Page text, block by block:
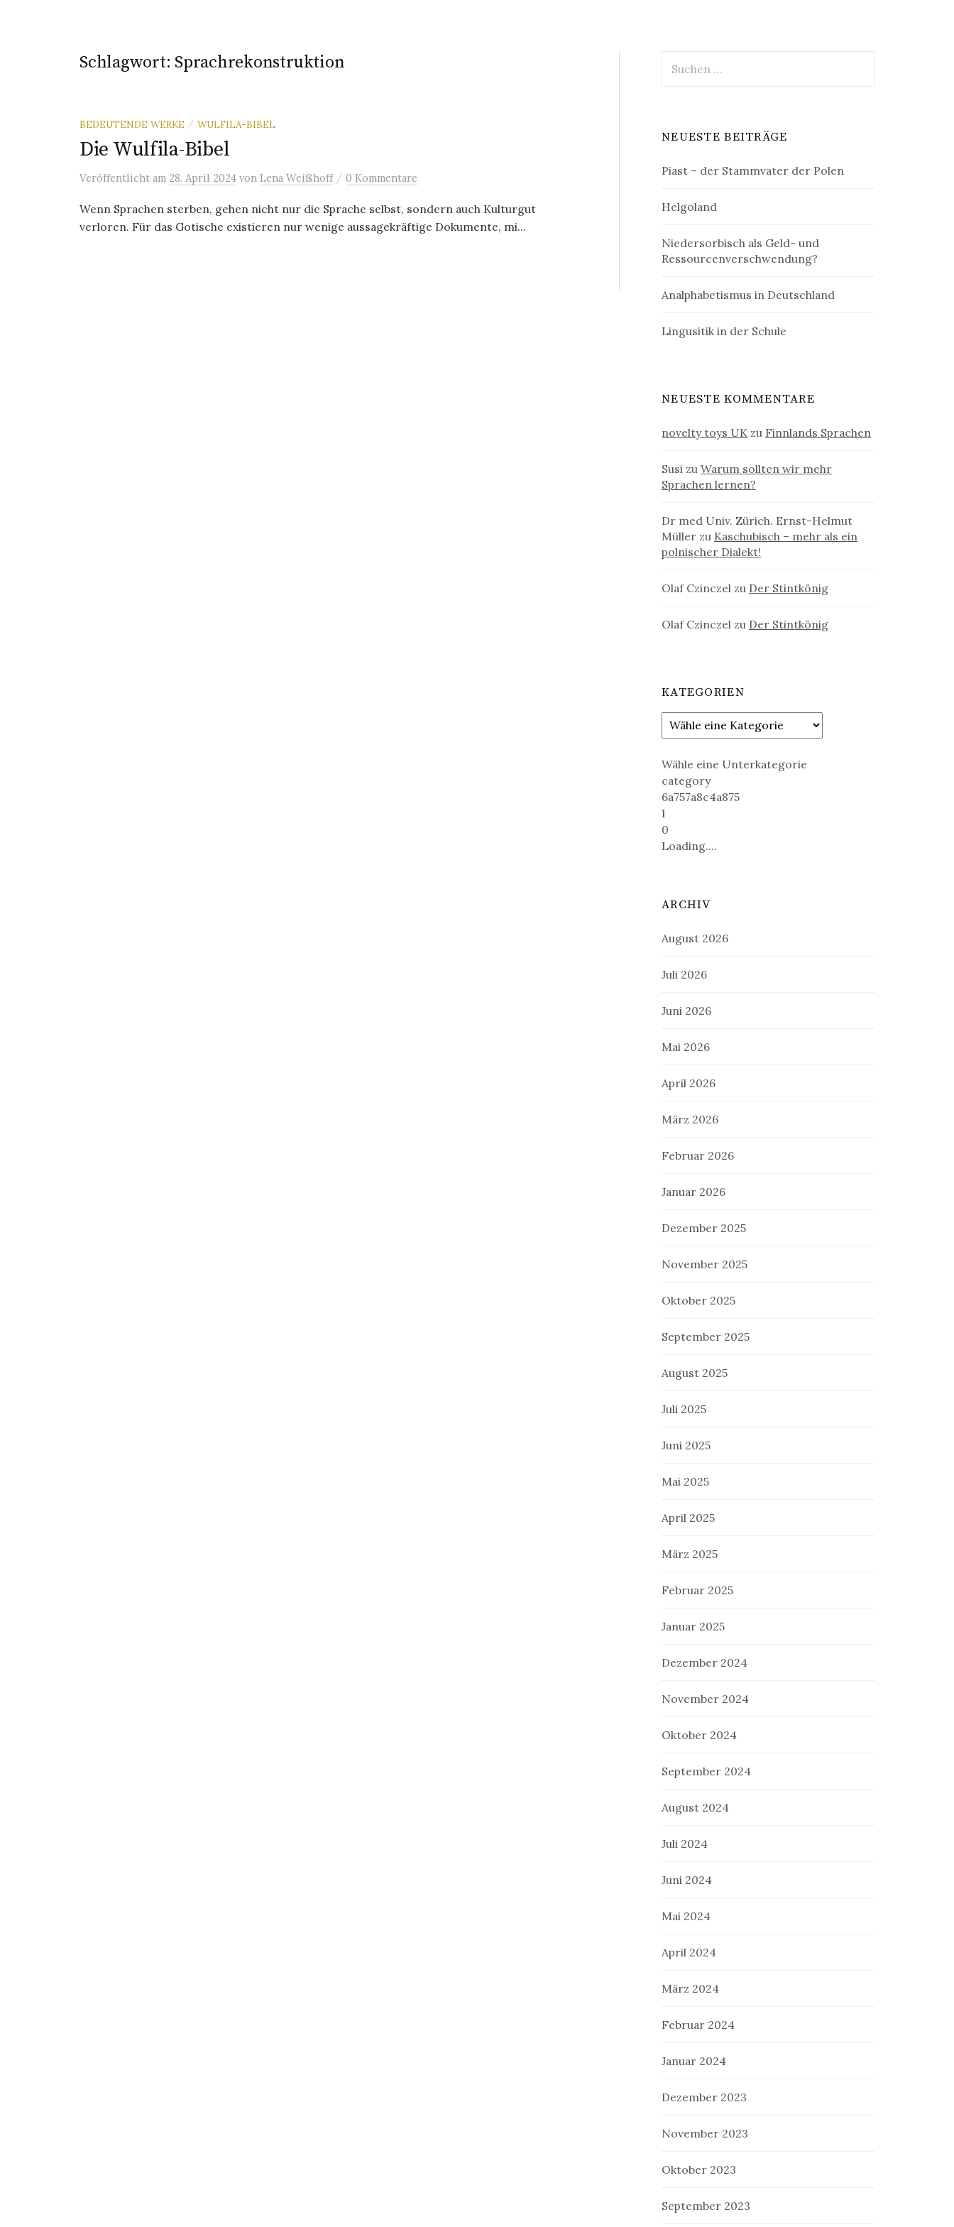
Schlagwort: Sprachrekonstruktion
BEDEUTENDE WERKE / WULFILA-BIBEL
Die Wulfila-Bibel
Veröffentlicht am 28. April 2024 von Lena Weißhoff / 0 Kommentare
Wenn Sprachen sterben, gehen nicht nur die Sprache selbst, sondern auch Kulturgut
verloren. Für das Gotische existieren nur wenige aussagekräftige Dokumente, mi...
nach:
NEUESTE BEITRÄGE
Piast – der Stammvater der Polen
Helgoland
Niedersorbisch als Geld- und
Ressourcenverschwendung?
Analphabetismus in Deutschland
Lingusitik in der Schule
NEUESTE KOMMENTARE
novelty toys UK zu Finnlands Sprachen
Susi zuWarum sollten wir mehr
Sprachen lernen?
Dr med Univ. Zürich. Ernst-Helmut
Müller zu Kaschubisch – mehr als ein
polnischer Dialekt!
Olaf Czinczel zu Der Stintkönig
Olaf Czinczel zu Der Stintkönig
KATEGORIEN
Wähle eine Unterkategorie
category
6a757a8c4a875
1
0
Loading....
ARCHIV
August 2026
Juli 2026
Juni 2026
Mai 2026
April 2026
März 2026
Februar 2026
Januar 2026
Dezember 2025
November 2025
Oktober 2025
September 2025
August 2025
Juli 2025
Juni 2025
Mai 2025
April 2025
März 2025
Februar 2025
Januar 2025
Dezember 2024
November 2024
Oktober 2024
September 2024
August 2024
Juli 2024
Juni 2024
Mai 2024
April 2024
März 2024
Februar 2024
Januar 2024
Dezember 2023
November 2023
Oktober 2023
September 2023